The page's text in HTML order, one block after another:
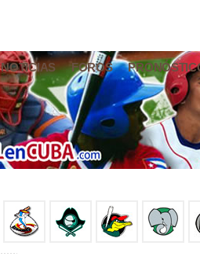
NOTICIAS FOROS